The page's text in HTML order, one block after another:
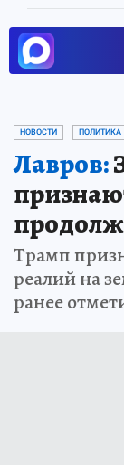
НОВОСТИ ПОЛИТИКА
Лавров:
Трамп
реалий на
ранее